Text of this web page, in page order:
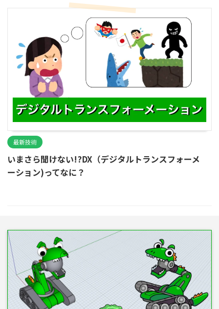
最新技術
いまさら聞けない!?DX（デジタルトランスフォーメ
ーション)ってなに？